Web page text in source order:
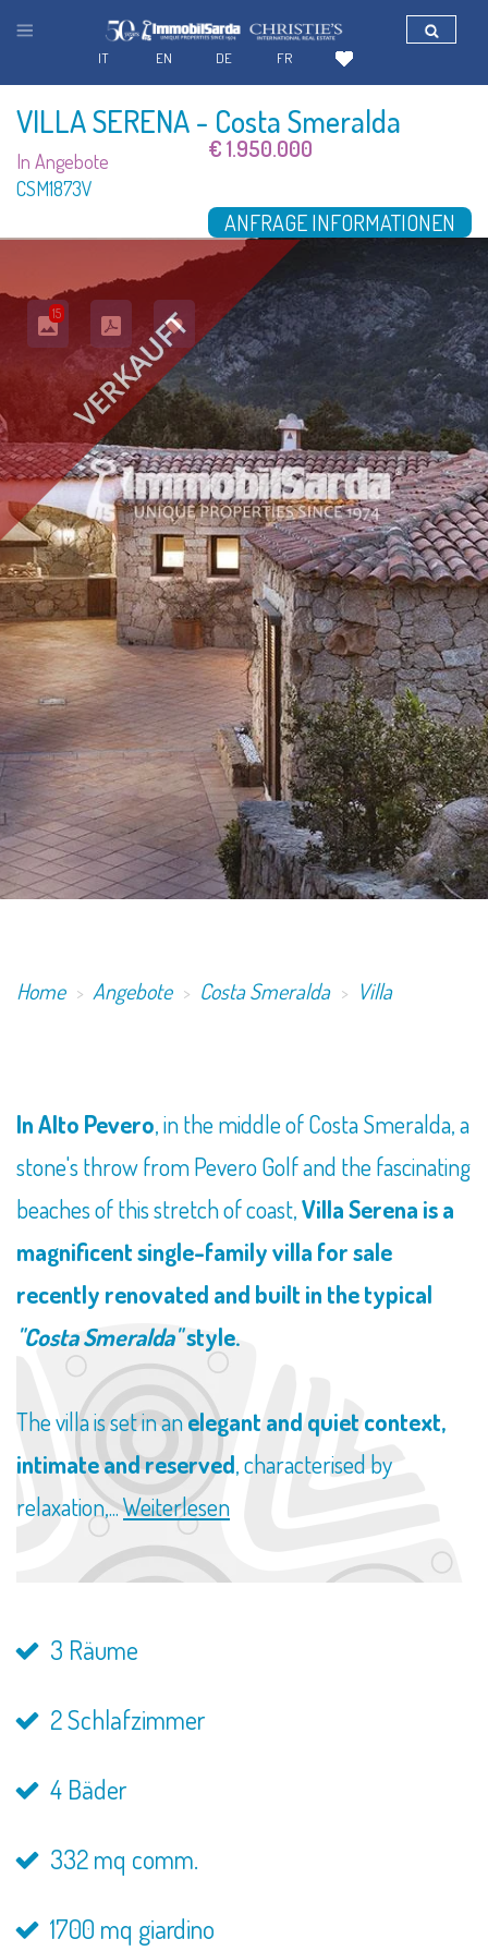
VILLA SERENA- Costa Smeralda
In Angebote
CSM1873V
€ 1.950.000
ANFRAGE INFORMATIONEN
15
Home Angebote Costa Smeralda Villa
In Alto Pevero, in the middle of Costa Smeralda, a
stone's throw from Pevero Golf and the fascinating
beaches of this stretch of coast,Villa Serena is a
magnificent single-family villa for sale
recently renovated and built in the typical
"Costa Smeralda"style.
The villa is set in anelegant and quiet context,
intimate and reserved, characterised by
relaxation,...Weiterlesen
3 Räume
2 Schlafzimmer
4 Bäder
332 mq comm.
1700 mq giardino
FR
DE
EN
IT